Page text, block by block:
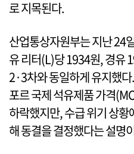
로 지목된다.
산업통상자원부는 지난 24
유 리터(L)당 1934원, 경유
2·3차와 동일하게 유지했
포르 국제 석유제품 가격
하락했지만, 수급 위기 상
해 동결을 결정했다는 설명